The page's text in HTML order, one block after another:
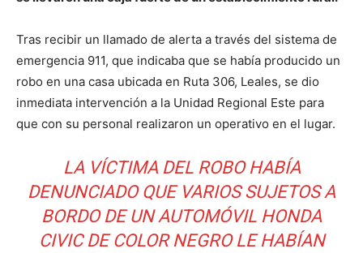
Tras recibir un llamado de alerta a través del sistema de
emergencia 911, que indicaba que se había producido un
robo en una casa ubicada en Ruta 306, Leales, se dio
inmediata intervención a la Unidad Regional Este para
que con su personal realizaron un operativo en el lugar.
LA VÍCTIMA DEL ROBO HABÍA
DENUNCIADO QUE VARIOS SUJETOS A
BORDO DE UN AUTOMÓVIL HONDA
CIVIC DE COLOR NEGRO LE HABÍAN